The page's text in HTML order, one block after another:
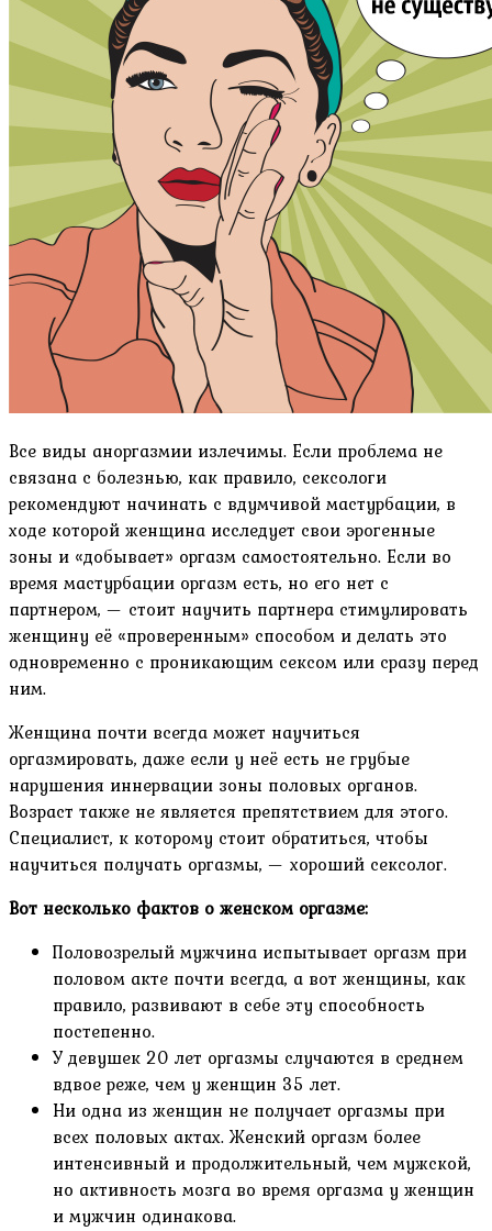
Все виды аноргазмии излечимы. Если проблема не
связана с болезнью, как правило, сексологи
рекомендуют начинать с вдумчивой мастурбации, в
ходе которой женщина исследует свои эрогенные
зоны и «добывает» оргазм самостоятельно. Если во
время мастурбации оргазм есть, но его нет с
партнером, — стоит научить партнера стимулировать
женщину её «проверенным» способом и делать это
одновременно с проникающим сексом или сразу перед
ним.
Женщина почти всегда может научиться
оргазмировать, даже если у неё есть не грубые
нарушения иннервации зоны половых органов.
Возраст также не является препятствием для этого.
Специалист, к которому стоит обратиться, чтобы
научиться получать оргазмы, — хороший сексолог.
Вот несколько фактов о женском оргазме:
Половозрелый мужчина испытывает оргазм при
половом акте почти всегда, а вот женщины, как
правило, развивают в себе эту способность
постепенно.
У девушек 20 лет оргазмы случаются в среднем
вдвое реже, чем у женщин 35 лет.
Ни одна из женщин не получает оргазмы при
всех половых актах. Женский оргазм более
интенсивный и продолжительный, чем мужской,
но активность мозга во время оргазма у женщин
и мужчин одинакова.